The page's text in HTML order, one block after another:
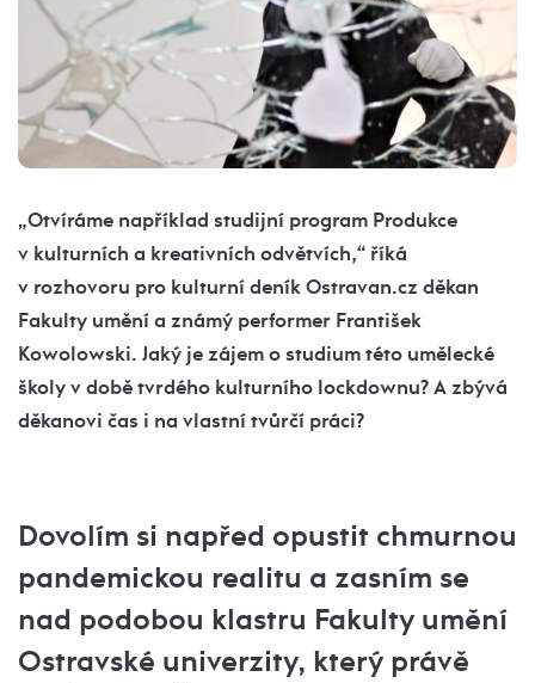
„Otvíráme například studijní program Produkce
v kulturních a kreativních odvětvích,“ říká
v rozhovoru pro kulturní deník Ostravan.cz děkan
Fakulty umění a známý performer František
Kowolowski. Jaký je zájem o studium této umělecké
školy v době tvrdého kulturního lockdownu? A zbývá
děkanovi čas i na vlastní tvůrčí práci?
Dovolím si napřed opustit chmurnou
pandemickou realitu a zasním se
nad podobou klastru Fakulty umění
Ostravské univerzity, který právě